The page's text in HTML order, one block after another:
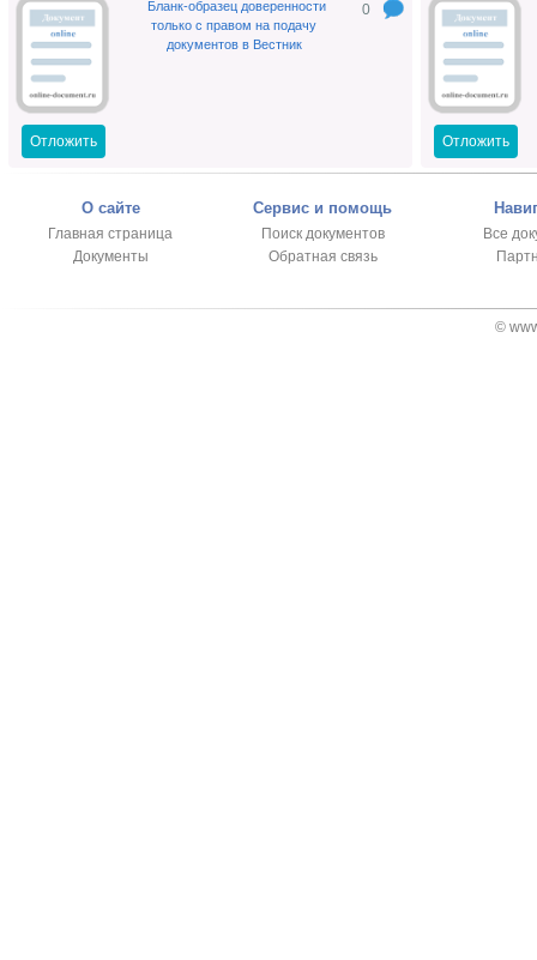
0
Бланк-образец доверенности
только с правом на подачу
документов в Вестник
Отложить Отложить
О сайте
Главная страница
Документы
Сервис и помощь
Поиск документов
Обратная связь
Все
©